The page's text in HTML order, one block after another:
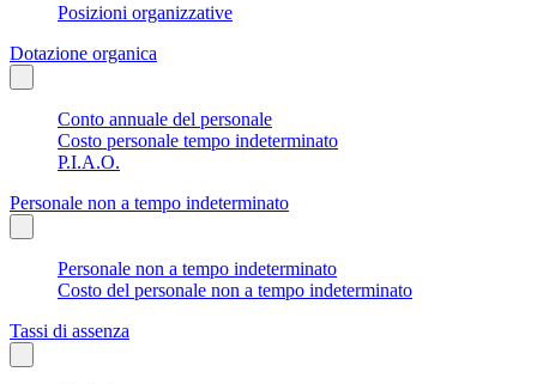
Posizioni organizzative
Dotazione organica
Conto annuale del personale
Costo personale tempo indeterminato
P.I.A.O.
Personale non a tempo indeterminato
Personale non a tempo indeterminato
Costo del personale non a tempo indeterminato
Tassi di assenza